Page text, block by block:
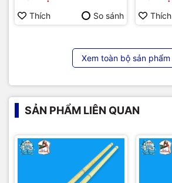
Thích So sánh Thích
Xem toàn bộ sản phẩm
SẢN PHẨM LIÊN QUAN